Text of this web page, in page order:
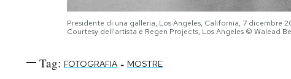
Presidente di una galleria, Los Angeles, California, 7 dicembre
Courtesy dell’artista e Regen Projects, Los Angeles © Walead
Tag: FOTOGRAFIA - MOSTRE